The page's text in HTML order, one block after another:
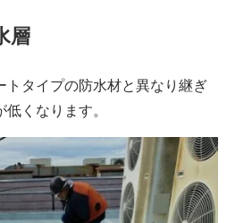
層
トタイプの防水材と異なり継ぎ
くなります。